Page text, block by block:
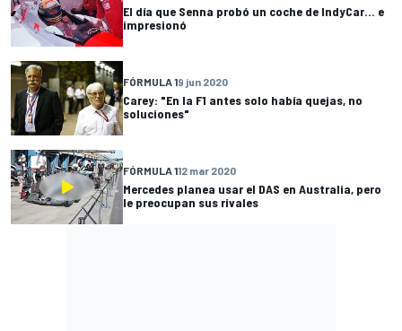
El día que Senna probó un coche de IndyCar... e
impresionó
FÓRMULA 19 jun 2020
Carey: "En la F1 antes solo había quejas, no
soluciones"
FÓRMULA 112 mar 2020
Mercedes planea usar el DAS en Australia, pero
le preocupan sus rivales